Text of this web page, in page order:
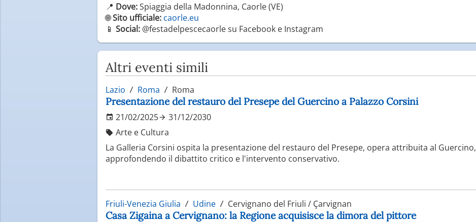
📍 Dove:Spiaggia della Madonnina, Caorle (VE)
🌐Sito ufficiale: caorle.eu
📱 Social: @festadelpescecaorle su Facebook e Instagram
Altri eventi simili
Lazio Roma Roma
Presentazione del restauro del Presepe del Guercino a Palazzo Corsini
21/02/2025
31/12/2030
Arte e Cultura
La Galleria Corsini ospita la presentazione del restauro del Presepe, opera attribuita al Guercino,
approfondendo il dibattito critico e l'intervento conservativo.
Friuli-Venezia Giulia Udine Cervignano del Friuli / Çarvignan
Casa Zigaina a Cervignano: la Regione acquisisce la dimora del pittore